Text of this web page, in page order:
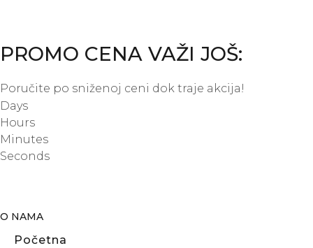
PROMO CENA VAŽI JOŠ:
Poručite po sniženoj ceni dok traje akcija!
Days
Hours
Minutes
Seconds
O NAMA
Početna